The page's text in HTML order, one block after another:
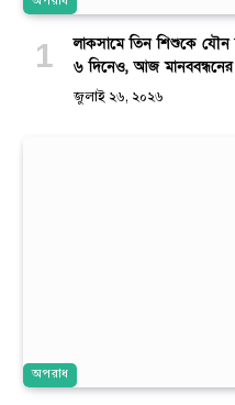
লাকসামে তিন শিশুকে যৌন
৬ দিনেও, আজ
জুলাই ২৬, ২০২৬
অপরাধ